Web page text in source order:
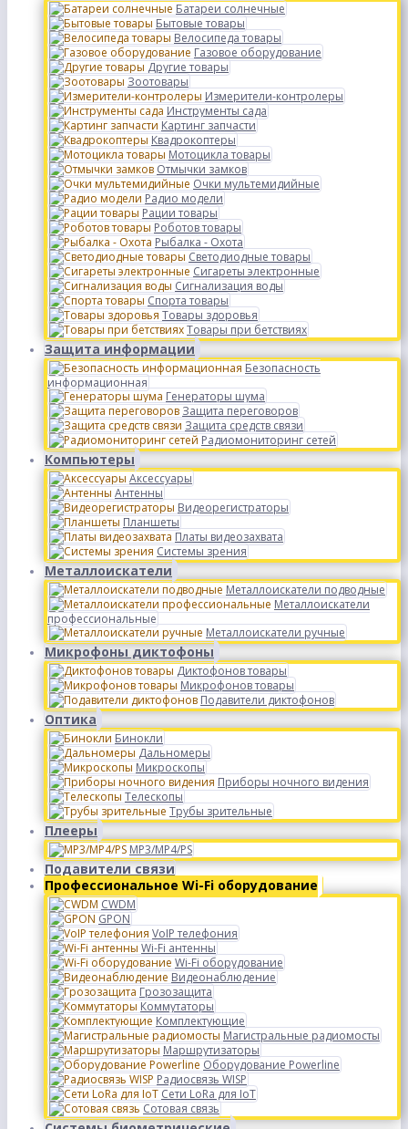
Батареи солнечные
Бытовые товары
Велосипеда товары
Газовое оборудование
Другие товары
Зоотовары
Измерители-контролеры
Инструменты сада
Картинг запчасти
Квадрокоптеры
Мотоцикла товары
Отмычки замков
Очки мультемидийные
Радио модели
Рации товары
Роботов товары
Рыбалка - Охота
Светодиодные товары
Сигареты электронные
Сигнализация воды
Спорта товары
Товары здоровья
Товары при бетствиях
Защита информации
Безопасность
информационная
Генераторы шума
Защита переговоров
Защита средств связи
Радиомониторинг сетей
Компьютеры
Аксессуары
Антенны
Видеорегистраторы
Планшеты
Платы видеозахвата
Системы зрения
Металлоискатели
Металлоискатели подводные
Металлоискатели
профессиональные
Металлоискатели ручные
Микрофоны диктофоны
Диктофонов товары
Микрофонов товары
Подавители диктофонов
Оптика
Бинокли
Дальномеры
Микроскопы
Приборы ночного видения
Телескопы
Трубы зрительные
Плееры
MP3/MP4/PS
Подавители связи
Профессиональное Wi-Fi оборудование
CWDM
GPON
VoIP телефония
Wi-Fi антенны
Wi-Fi оборудование
Видеонаблюдение
Грозозащита
Коммутаторы
Комплектующие
Магистральные радиомосты
Маршрутизаторы
Оборудование Powerline
Радиосвязь WISP
Сети LoRa для IoT
Сотовая связь